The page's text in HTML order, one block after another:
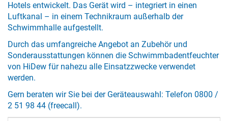
Hotels entwickelt. Das Gerät wird – integriert in einen
Luftkanal – in einem Technikraum außerhalb der
Schwimmhalle aufgestellt.
Durch das umfangreiche Angebot an Zubehör und
Sonderausstattungen können die Schwimmbadentfeuchter
von HiDew für nahezu alle Einsatzzwecke verwendet
werden.
Gern beraten wir Sie bei der Geräteauswahl: Telefon 0800 /
2 51 98 44 (freecall).